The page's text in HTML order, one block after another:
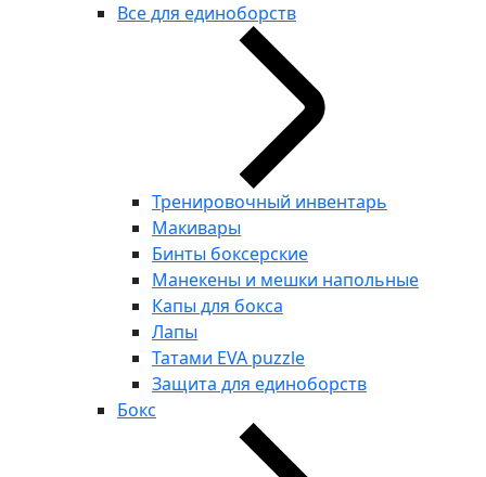
Все для единоборств
Тренировочный инвентарь
Макивары
Бинты боксерские
Манекены и мешки напольные
Капы для бокса
Лапы
Татами EVA puzzle
Защита для единоборств
Бокс